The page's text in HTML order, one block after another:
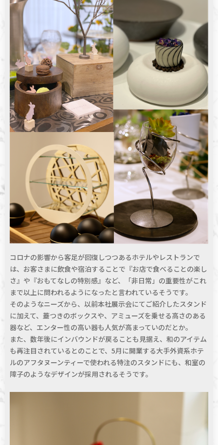
コロナの影響から客足が回復しつつあるホテルやレストランで
は、お客さまに飲食や宿泊することで『お店で食べることの楽し
さ』や『おもてなしの特別感』など、「非日常」の重要性がこれ
まで以上に問われるようになったと言われているそうです。
そのようなニーズから、以前本社展示会にてご紹介したスタンド
に加えて、蓋つきのボックスや、アミューズを乗せる高さのある
器など、エンター性の高い器も人気が高まっていのだとか。
また、数年後にインバウンドが戻ることも見据え、和のアイテム
も再注目されているとのことで、5月に開業する大手外資系ホテ
ルのアフタヌーンティーで使われる特注のスタンドにも、和室の
障子のようなデザインが採用されるそうです。